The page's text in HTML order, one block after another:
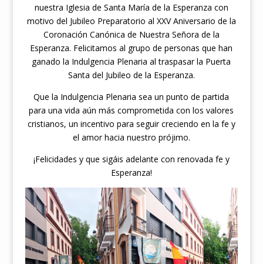
nuestra Iglesia de Santa María de la Esperanza con
motivo del Jubileo Preparatorio al XXV Aniversario de la
Coronación Canónica de Nuestra Señora de la
Esperanza. Felicitamos al grupo de personas que han
ganado la Indulgencia Plenaria al traspasar la Puerta
Santa del Jubileo de la Esperanza.
Que la Indulgencia Plenaria sea un punto de partida
para una vida aún más comprometida con los valores
cristianos, un incentivo para seguir creciendo en la fe y
el amor hacia nuestro prójimo.
¡Felicidades y que sigáis adelante con renovada fe y
Esperanza!